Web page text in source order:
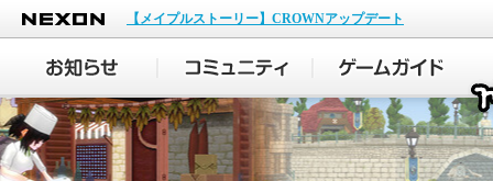
NEXON
【メイプルストーリー】CROWNアップデート